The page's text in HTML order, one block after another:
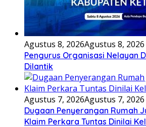
Agustus 8, 2026Agustus 8, 2026
Pengurus Organisasi Nelayan
Dilantik
Agustus 7, 2026Agustus 7, 2026
Dugaan Penyerangan Rumah
Klaim Perkara Tuntas Dinilai